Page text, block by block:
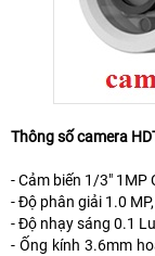
Thông số camera
- Cảm biến 1/3" 1MP
- Độ phân giải 1.0
- Độ nhạy sáng 0.1
- Ống kính 3.6mm